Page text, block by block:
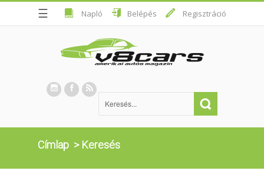
☰ Napló Belépés Regisztráció
Címlap > Keresés